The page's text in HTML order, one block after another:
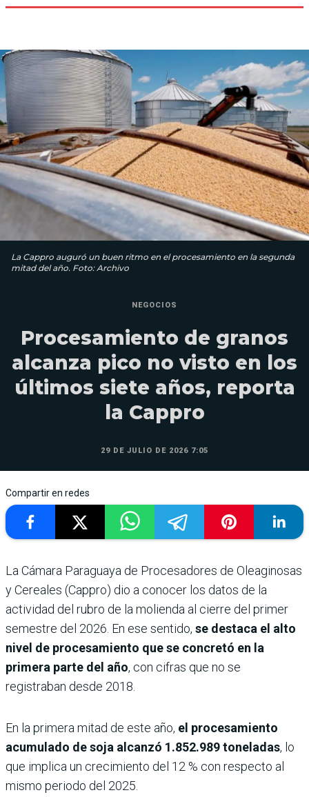
La Cappro auguró un buen ritmo en el procesamiento en la segunda
mitad del año. Foto: Archivo
NEGOCIOS
Procesamiento de granos
alcanza pico no visto en los
últimos siete años, reporta
la Cappro
29 DE JULIO DE 2026 7:05
Compartir en redes
La Cámara Paraguaya de Procesadores de Oleaginosas
y Cereales (Cappro) dio a conocer los datos de la
actividad del rubro de la molienda al cierre del primer
semestre del 2026. En ese sentido, se destaca el alto
nivel de procesamiento que se concretó en la
primera parte del año, con cifras que no se
registraban desde 2018.
En la primera mitad de este año, el procesamiento
acumulado de soja alcanzó 1.852.989 toneladas, lo
que implica un crecimiento del 12 % con respecto al
mismo periodo del 2025.